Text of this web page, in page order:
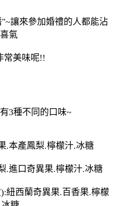
讓來參加婚禮的人都能沾
氣
常美味呢!!
3種不同的口味~
.本產鳳梨.檸檬汁.冰糖
.進口奇異果.檸檬汁.冰糖
紐西蘭奇異果.百香果.檸檬